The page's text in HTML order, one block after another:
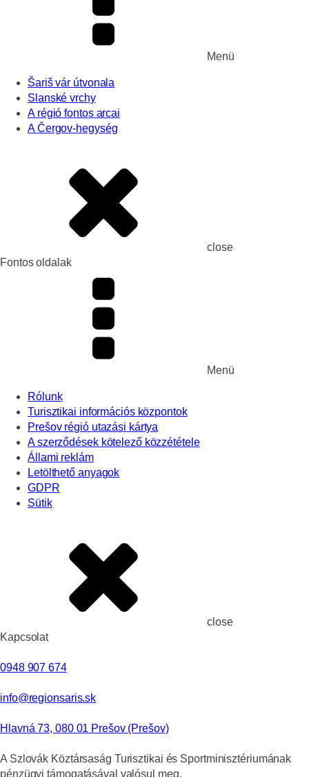
Menü
Šariš vár útvonala
Slanské vrchy
A régió fontos arcai
A Čergov-hegység
close
Fontos oldalak
Menü
Rólunk
Turisztikai információs központok
Prešov régió utazási kártya
A szerződések kötelező közzététele
Állami reklám
Letölthető anyagok
GDPR
Sütik
close
Kapcsolat
0948 907 674
info@regionsaris.sk
Hlavná 73, 080 01 Prešov (Prešov)
A Szlovák Köztársaság Turisztikai és Sportminisztériumának
pénzügyi támogatásával valósul meg.